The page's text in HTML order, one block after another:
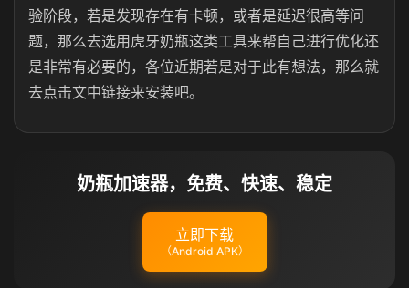
验阶段，若是发现存在有卡顿，或者是延迟很高等问
题，那么去选用虎牙奶瓶这类工具来帮自己进行优化还
是非常有必要的，各位近期若是对于此有想法，那么就
去点击文中链接来安装吧。
奶瓶加速器，免费、快速、稳定
立即下载
（Android APK）